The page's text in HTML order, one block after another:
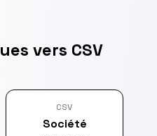
vers CSV
CSV
Société